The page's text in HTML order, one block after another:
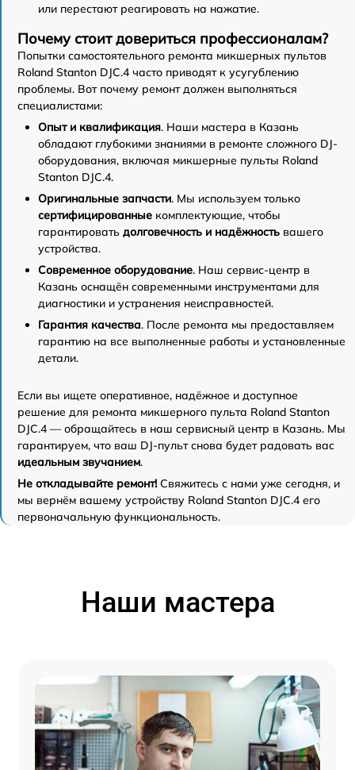
или перестают реагировать на нажатие.
Почему стоит довериться профессионалам?
Попытки самостоятельного ремонта микшерных пультов
Roland Stanton DJC.4 часто приводят к усугублению
проблемы. Вот почему ремонт должен выполняться
специалистами:
Опыт и квалификация. Наши мастера в Казань
обладают глубокими знаниями в ремонте сложного DJ-
оборудования, включая микшерные пульты Roland
Stanton DJC.4.
Оригинальные запчасти. Мы используем только
сертифицированные комплектующие, чтобы
гарантировать долговечность и надёжность вашего
устройства.
Современное оборудование. Наш сервис-центр в
Казань оснащён современными инструментами для
диагностики и устранения неисправностей.
Гарантия качества. После ремонта мы предоставляем
гарантию на все выполненные работы и установленные
детали.
Если вы ищете оперативное, надёжное и доступное
решение для ремонта микшерного пульта Roland Stanton
DJC.4 — обращайтесь в наш сервисный центр в Казань. Мы
гарантируем, что ваш DJ-пульт снова будет радовать вас
идеальным звучанием.
Не откладывайте ремонт! Свяжитесь с нами уже сегодня, и
мы вернём вашему устройству Roland Stanton DJC.4 его
первоначальную функциональность.
Наши мастера